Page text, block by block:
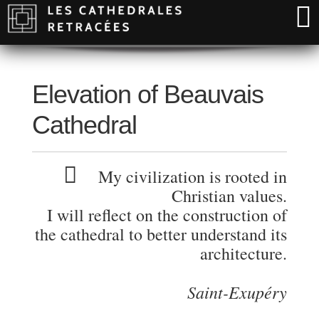
Elevation of Beauvais
Cathedral
My civilization is rooted in
Christian values.
I will reflect on the construction of
the cathedral to better understand its
architecture.
Saint-Exupéry